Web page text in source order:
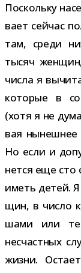
Поскольку
вает сей­час
там, среди
тысяч
числа я
кото­рые в
(хотя я не
вая нынеш­нее
Но если и
нется еще сто
иметь детей.
щин, в число
шами или
несчаст­ных
жизни.